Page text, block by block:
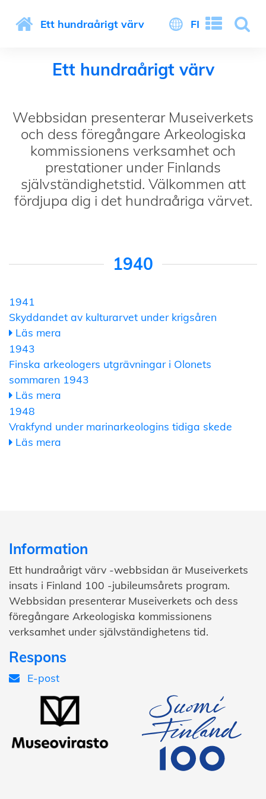
Ett hundraårigt värv FI
Ett hundraårigt värv
Webbsidan presenterar Museiverkets
och dess föregångare Arkeologiska
kommissionens verksamhet och
prestationer under Finlands
självständighetstid. Välkommen att
fördjupa dig i det hundraåriga värvet.
1940
1941
Skyddandet av kulturarvet under krigsåren
Läs mera
1943
Finska arkeologers utgrävningar i Olonets
sommaren 1943
Läs mera
1948
Vrakfynd under marinarkeologins tidiga skede
Läs mera
Information
Ett hundraårigt värv -webbsidan är Museiverkets
insats i Finland 100 -jubileumsårets program.
Webbsidan presenterar Museiverkets och dess
föregångare Arkeologiska kommissionens
verksamhet under självständighetens tid.
Respons
E-post